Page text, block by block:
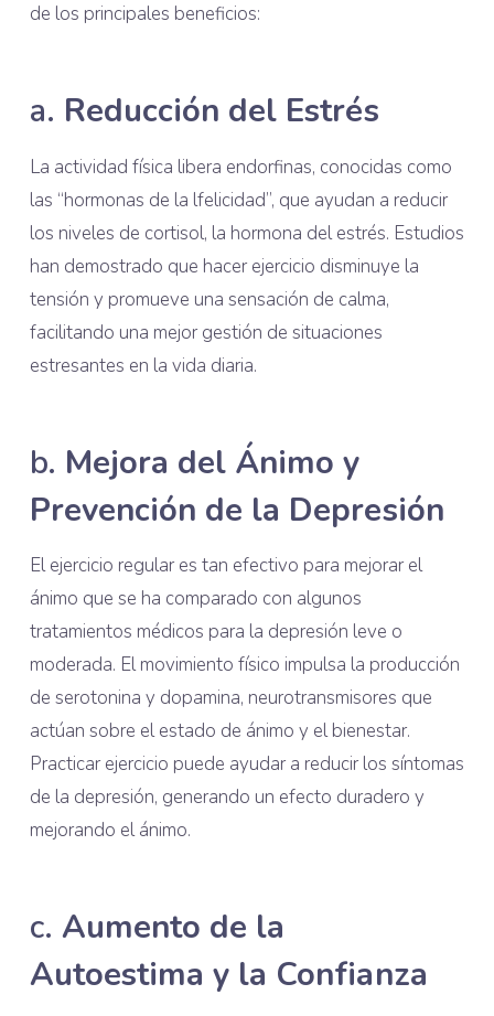
de los principales beneficios:
a. Reducción del Estrés
La actividad física libera endorfinas, conocidas como
las “hormonas de la lfelicidad”, que ayudan a reducir
los niveles de cortisol, la hormona del estrés. Estudios
han demostrado que hacer ejercicio disminuye la
tensión y promueve una sensación de calma,
facilitando una mejor gestión de situaciones
estresantes en la vida diaria.
b. Mejora del Ánimo y
Prevención de la Depresión
El ejercicio regular es tan efectivo para mejorar el
ánimo que se ha comparado con algunos
tratamientos médicos para la depresión leve o
moderada. El movimiento físico impulsa la producción
de serotonina y dopamina, neurotransmisores que
actúan sobre el estado de ánimo y el bienestar.
Practicar ejercicio puede ayudar a reducir los síntomas
de la depresión, generando un efecto duradero y
mejorando el ánimo.
c. Aumento de la
Autoestima y la Confianza